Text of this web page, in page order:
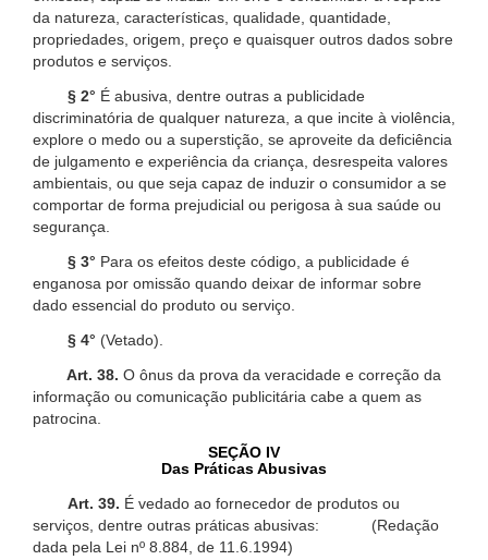
da natureza, características, qualidade, quantidade,
propriedades, origem, preço e quaisquer outros dados sobre
produtos e serviços.
§ 2° É abusiva, dentre outras a publicidade
discriminatória de qualquer natureza, a que incite à violência,
explore o medo ou a superstição, se aproveite da deficiência
de julgamento e experiência da criança, desrespeita valores
ambientais, ou que seja capaz de induzir o consumidor a se
comportar de forma prejudicial ou perigosa à sua saúde ou
segurança.
§ 3° Para os efeitos deste código, a publicidade é
enganosa por omissão quando deixar de informar sobre
dado essencial do produto ou serviço.
§ 4° (Vetado).
Art. 38. O ônus da prova da veracidade e correção da
informação ou comunicação publicitária cabe a quem as
patrocina.
SEÇÃO IV
Das Práticas Abusivas
Art. 39. É vedado ao fornecedor de produtos ou
serviços, dentre outras práticas abusivas: (Redação
dada pela Lei nº 8.884, de 11.6.1994)